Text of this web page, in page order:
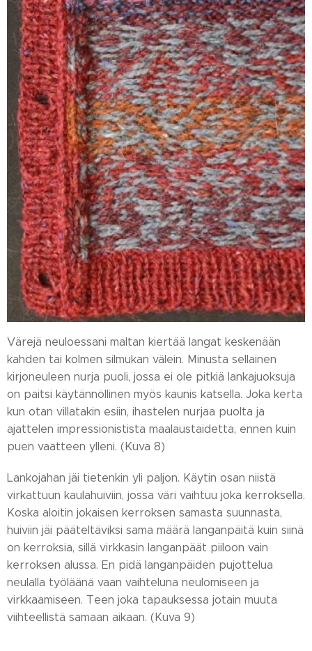
Värejä neuloessani maltan kiertää langat keskenään
kahden tai kolmen silmukan välein. Minusta sellainen
kirjoneuleen nurja puoli, jossa ei ole pitkiä lankajuoksuja
on paitsi käytännöllinen myös kaunis katsella. Joka kerta
kun otan villatakin esiin, ihastelen nurjaa puolta ja
ajattelen impressionistista maalaustaidetta, ennen kuin
puen vaatteen ylleni. (Kuva 8)
Lankojahan jäi tietenkin yli paljon. Käytin osan niistä
virkattuun kaulahuiviin, jossa väri vaihtuu joka kerroksella.
Koska aloitin jokaisen kerroksen samasta suunnasta,
huiviin jäi pääteltäviksi sama määrä langanpäitä kuin siinä
on kerroksia, sillä virkkasin langanpäät piiloon vain
kerroksen alussa. En pidä langanpäiden pujottelua
neulalla työläänä vaan vaihteluna neulomiseen ja
virkkaamiseen. Teen joka tapauksessa jotain muuta
viihteellistä samaan aikaan. (Kuva 9)